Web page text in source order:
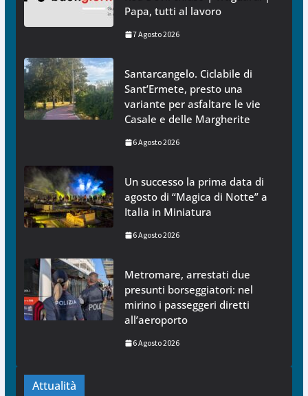
Papa, tutti al lavoro
7 Agosto 2026
Santarcangelo. Ciclabile di
Sant’Ermete, presto una
variante per asfaltare le vie
Casale e delle Margherite
6 Agosto 2026
Un successo la prima data di
agosto di “Magica di Notte” a
Italia in Miniatura
6 Agosto 2026
Metromare, arrestati due
presunti borseggiatori: nel
mirino i passeggeri diretti
all’aeroporto
6 Agosto 2026
Attualità